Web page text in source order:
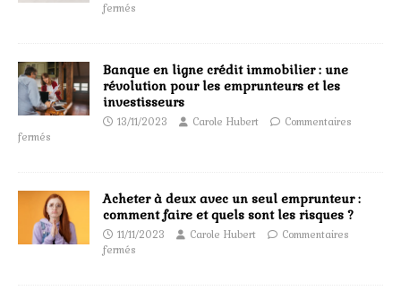
fermés
Banque en ligne crédit immobilier : une
révolution pour les emprunteurs et les
investisseurs
13/11/2023 Carole Hubert
Commentaires
fermés
Acheter à deux avec un seul emprunteur :
comment faire et quels sont les risques ?
11/11/2023 Carole Hubert
Commentaires
fermés